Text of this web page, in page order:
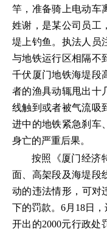
竿，准备骑上电动车
姓谢，是某公司员工
堤上钓鱼。执法人员
与地铁运行区相隔不
千伏厦门地铁海堤段
者的渔具动辄甩出十
线触到或者被气流吸
进中的地铁紧急刹车
身亡的严重后果。
按照《厦门经济
面、高架段及海堤段
动的违法情形，可对
下的罚款。6月18日
开出的2000元行政处